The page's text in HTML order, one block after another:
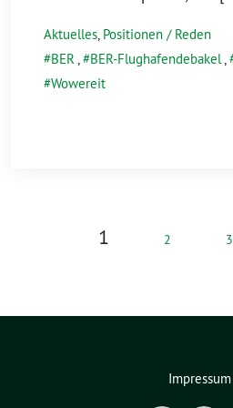
Aktuelles, Positionen / Reden
BER, BER-Flughafendebakel,
Wowereit
1 2 3
Impressum